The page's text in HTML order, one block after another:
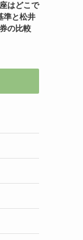
はどこで
準と松井
の比較